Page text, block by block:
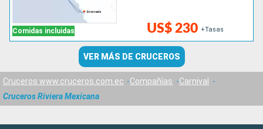
Comidas incluidas US$ 230 +Tasas
VER MÁS DE CRUCEROS
Cruceros www.cruceros.com.ec Compañías
Carnival
Cruceros Riviera Mexicana